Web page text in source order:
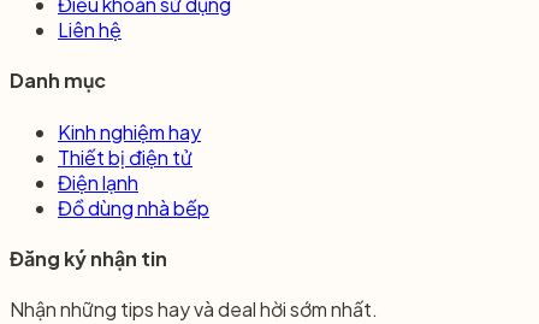
Liên hệ
Danh mục
Kinh nghiệm hay
Thiết bị điện tử
Điện lạnh
Đồ dùng nhà bếp
Đăng ký nhận tin
Nhận những tips hay và deal hời sớm nhất.